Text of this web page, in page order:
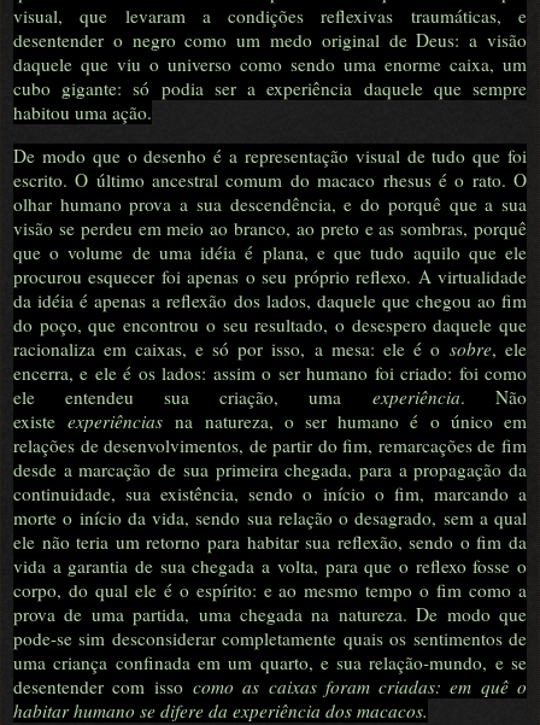
visual, que levaram a condições reflexivas traumáticas, e
desentender o negro como um medo original de Deus: a visão
daquele que viu o universo como sendo uma enorme caixa, um
cubo gigante: só podia ser a experiência daquele que sempre
habitou uma ação.
De modo que o desenho é a representação visual de tudo que foi
escrito. O último ancestral comum do macaco rhesus é o rato. O
olhar humano prova a sua descendência, e do porquê que a sua
visão se perdeu em meio ao branco, ao preto e as sombras, porquê
que o volume de uma idéia é plana, e que tudo aquilo que ele
procurou esquecer foi apenas o seu próprio reflexo. A virtualidade
da idéia é apenas a reflexão dos lados, daquele que chegou ao fim
do poço, que encontrou o seu resultado, o desespero daquele que
racionaliza em caixas, e só por isso, a mesa: ele é o sobre, ele
encerra, e ele é os lados: assim o ser humano foi criado: foi como
ele entendeu sua criação, uma experiência. Não
existeexperiênciasna natureza, o ser humano é o único em
relações de desenvolvimentos, de partir do fim, remarcações de fim
desde a marcação de sua primeira chegada, para a propagação da
continuidade, sua existência, sendo o início o fim, marcando a
morte o início da vida, sendo sua relação o desagrado, sem a qual
ele não teria um retorno para habitar sua reflexão, sendo o fim da
vida a garantia de sua chegada a volta, para que o reflexo fosse o
corpo, do qual ele é o espírito: e ao mesmo tempo o fim como a
prova de uma partida, uma chegada na natureza. De modo que
pode-se sim desconsiderar completamente quais os sentimentos de
uma criança confinada em um quarto, e sua relação-mundo, e se
desentender com isso como as caixas foram criadas: em quê o
habitar humano se difere da experiência dos macacos.